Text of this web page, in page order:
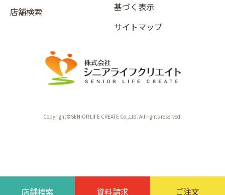
店舗検索 資料請求 ご注文
店舗検索
基づく表示
サイトマップ
Copyright©SENIOR LIFE CREATE Co.,Ltd. All rights reserved.